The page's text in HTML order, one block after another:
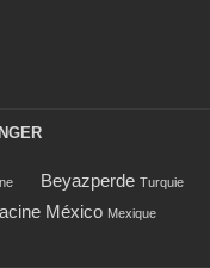
Beyazperde Turquie
México Mexique